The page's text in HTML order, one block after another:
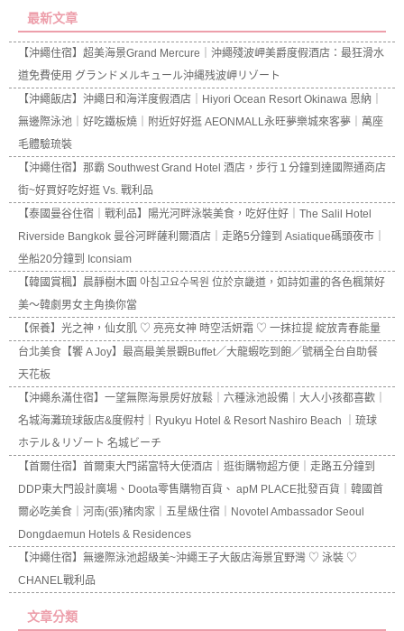
最新文章
【沖繩住宿】超美海景Grand Mercure｜沖繩殘波岬美爵度假酒店：最狂滑水
道免費使用 グランドメルキュール沖縄残波岬リゾート
【沖繩飯店】沖繩日和海洋度假酒店｜Hiyori Ocean Resort Okinawa 恩納｜
無邊際泳池｜好吃鐵板燒｜附近好好逛 AEONMALL永旺夢樂城來客夢｜萬座
毛體驗琉裝
【沖繩住宿】那霸 Southwest Grand Hotel 酒店，步行１分鐘到達國際通商店
街~好買好吃好逛 Vs. 戰利品
【泰國曼谷住宿｜戰利品】陽光河畔泳裝美食，吃好住好｜The Salil Hotel
Riverside Bangkok 曼谷河畔薩利爾酒店｜走路5分鐘到 Asiatique碼頭夜市｜
坐船20分鐘到 Iconsiam
【韓國賞楓】晨靜樹木園 아침고요수목원 位於京畿道，如詩如畫的各色楓葉好
美～韓劇男女主角換你當
【保養】光之神，仙女肌 ♡ 亮亮女神 時空活妍霜 ♡ 一抹拉提 綻放青春能量
台北美食【饗 A Joy】最高最美景觀Buffet／大龍蝦吃到飽／號稱全台自助餐
天花板
【沖繩糸滿住宿】一望無際海景房好放鬆｜六種泳池設備｜大人小孩都喜歡｜
名城海灘琉球飯店&度假村｜Ryukyu Hotel & Resort Nashiro Beach ｜琉球
ホテル＆リゾート 名城ビーチ
【首爾住宿】首爾東大門諾富特大使酒店｜逛街購物超方便｜走路五分鐘到
DDP東大門設計廣場、Doota零售購物百貨、 apM PLACE批發百貨｜韓國首
爾必吃美食｜河南(張)豬肉家｜五星級住宿｜Novotel Ambassador Seoul
Dongdaemun Hotels & Residences
【沖繩住宿】無邊際泳池超級美~沖繩王子大飯店海景宜野灣 ♡ 泳裝 ♡
CHANEL戰利品
文章分類